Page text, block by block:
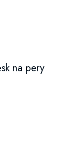
na pery